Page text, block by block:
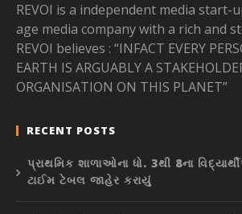
REVOI is a independent media start-
age media company with a rich and
REVOI believes : “INFACT EVERY
EARTH IS ARGUABLY A
ORGANISATION ON THIS PLANET”
RECENT POSTS
પ્રાથમિક શાળાઓના ધો. 3થી 8ના
ટાઈમ ટેબલ જાહેર કરાયું